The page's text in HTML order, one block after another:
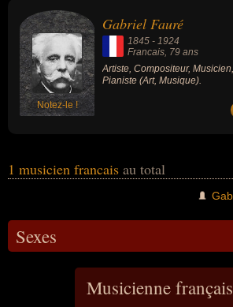
artiste, compositeur, organiste ou pianiste.
Notez-le !
Gabriel Fauré
1845 - 1924
Francais, 79 ans
Artiste, Compositeur,
Pianiste (Art, Musique).
1 musicien francais au total
Sexes
Musicienne